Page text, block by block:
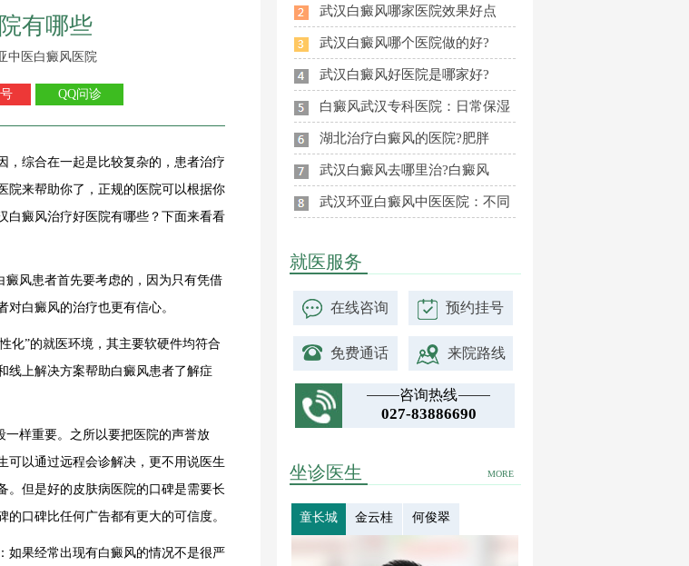
有哪些
中医白癜风医院
QQ问诊
综合在一起是比较复杂的，患者治疗
院来帮助你了，正规的医院可以根据你
白癜风治疗好医院有哪些？下面来看看
风患者首先要考虑的，因为只有凭借
白癜风的治疗也更有信心。
”的就医环境，其主要软硬件均符合
线上解决方案帮助白癜风患者了解症
样重要。之所以要把医院的声誉放
可以通过远程会诊解决，更不用说医生
。但是好的皮肤病医院的口碑是需要长
口碑比任何广告都有更大的可信度。
果经常出现有白癜风的情况不是很严
武汉白癜风哪家医院效果好点
武汉白癜风哪个医院做的好?
武汉白癜风好医院是哪家好?
白癜风武汉专科医院：日常保湿
湖北治疗白癜风的医院?肥胖
武汉白癜风去哪里治?白癜风
武汉环亚白癜风中医医院：不同
就医服务
在线咨询 预约挂号
免费通话 来院路线
咨询热线
027-83886690
MORE
坐诊医生
童长城 金云桂 何俊翠